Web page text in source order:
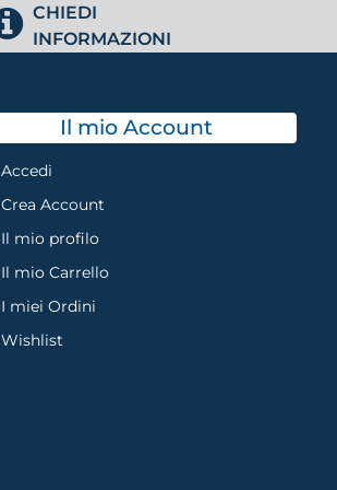
CHIEDI
INFORMAZIONI
Il mio Account
Accedi
Crea Account
Il mio profilo
Il mio Carrello
I miei Ordini
Wishlist